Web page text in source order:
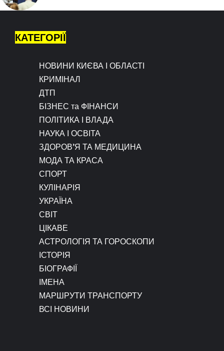
КАТЕГОРІЇ
НОВИНИ КИЄВА І ОБЛАСТІ
КРИМІНАЛ
ДТП
БІЗНЕС та ФІНАНСИ
ПОЛІТИКА І ВЛАДА
НАУКА І ОСВІТА
ЗДОРОВ’Я ТА МЕДИЦИНА
МОДА ТА КРАСА
СПОРТ
КУЛІНАРІЯ
УКРАЇНА
СВІТ
ЦІКАВЕ
АСТРОЛОГІЯ ТА ГОРОСКОПИ
ІСТОРІЯ
БІОГРАФІЇ
ІМЕНА
МАРШРУТИ ТРАНСПОРТУ
ВСІ НОВИНИ